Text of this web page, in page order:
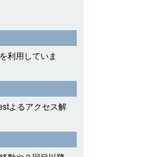
利用していま
よるアクセス解